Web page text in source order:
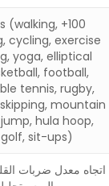
(walking,
cycling, exercise
yoga, elliptical
football,
tennis, rugby,
mountain
hula hoop,
sit-ups)
اتجاه معدل ضربات